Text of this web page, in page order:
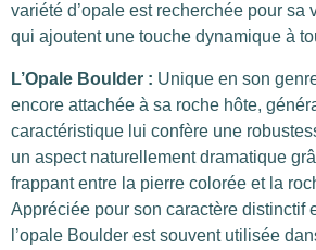
variété d’opale est recherchée pour sa
qui ajoutent une touche dynamique à
L’Opale Boulder : Unique en son
encore attachée à sa roche hôte,
caractéristique lui confère une
un aspect naturellement dramatique
frappant entre la pierre colorée et la
Appréciée pour son caractère distinctif
l’opale Boulder est souvent utilisée